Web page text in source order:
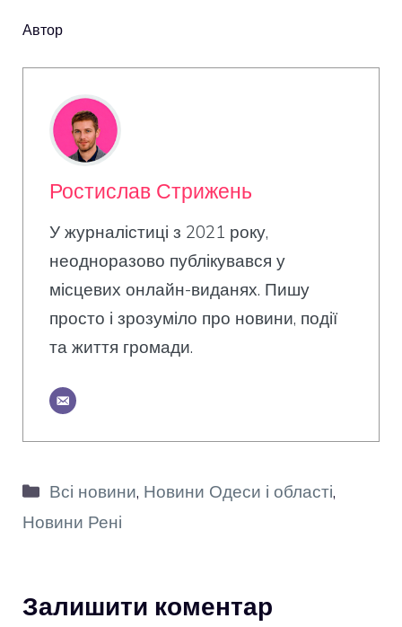
Автор
Ростислав Стрижень
У журналістиці з 2021 року,
неодноразово публікувався у
місцевих онлайн-виданях. Пишу
просто і зрозуміло про новини, події
та життя громади.
Категорії
Всі новини, Новини Одеси і області,
Новини Рені
Залишити коментар